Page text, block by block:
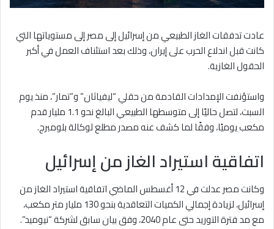
عادت تدفقات الغاز الطبيعي من إسرائيل إلى مصر إلى مستوياتها التي
كانت قبل اندلاع الحرب على إيران، وذلك بعد استئناف العمل في أكبر
الحقول الغازية.
واستؤنفت الإمدادات القادمة من حقلي “ليفياثان” و”تمار”، منذ يوم
السبت، لتصل حاليًا إلى متوسطها الطبيعي البالغ نحو 1.1 مليار قدم
مكعب يوميًا، وفقًا لما كشف عنه مصدر مطلع لوكالة بلومبرج.
اتفاقية استيراد الغاز من إسرائيل
وكانت مصر عدلت في 12 أغسطس الماضي اتفاقية استيراد الغاز من
إسرائيل، لزيادة إجمالي الكميات التعاقدية بنحو 130 مليار متر مكعب،
مع مد فترة التوريد حتى عام 2040، وفق بيان سابق لشركة “نيوميد”.